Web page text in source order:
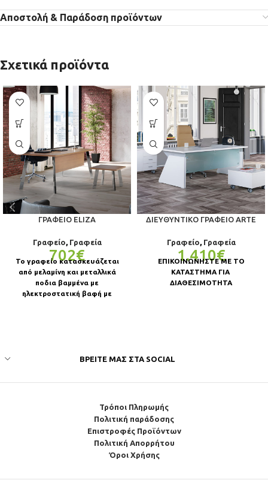
Αποστολή & Παράδοση προϊόντων
Σχετικά προϊόντα
ΓΡΑΦΕΊΟ ELIZA
Γραφείο, Γραφεία
702€
Το γραφείο κατασκευάζεται
από μελαμίνη και μεταλλικά
ποδια βαμμένα με
ηλεκτροστατική βαφή με
ΔΙΕΥΘΥΝΤΙΚΌ ΓΡΑΦΕΊΟ ARTE
Γραφείο, Γραφεία
1.410€
ΕΠΙΚΟΙΝΩΝΗΣΤΕ ΜΕ ΤΟ
ΚΑΤΑΣΤΗΜΑ ΓΙΑ
ΔΙΑΘΕΣΙΜΟΤΗΤΑ
ΒΡΕΊΤΕ ΜΑΣ ΣΤΑ SOCIAL
Τρόποι Πληρωμής
Πολιτική παράδοσης
Επιστροφές Προϊόντων
Πολιτική Απορρήτου
Όροι Χρήσης